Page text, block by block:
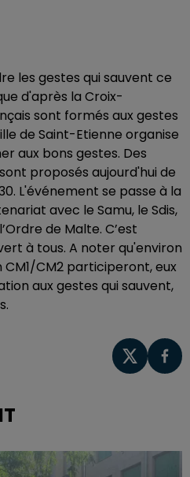
les gestes qui sauvent ce
d'après la Croix-
sont formés aux gestes
de Saint-Etienne organise
aux bons gestes. Des
proposés aujourd'hui de
L'événement se passe à la
avec le Samu, le Sdis,
de Malte. C’est
à tous. A noter qu'environ
CM2 participeront, eux
aux gestes qui sauvent,